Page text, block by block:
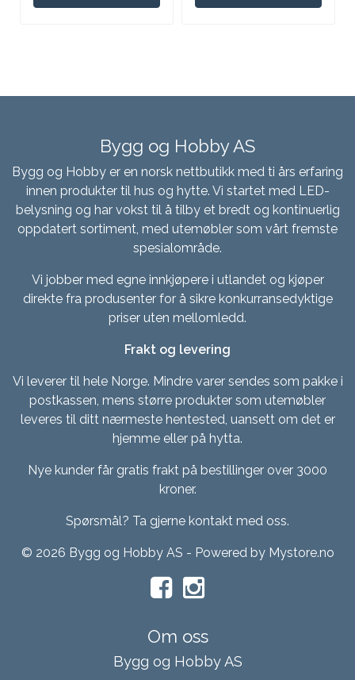
Bygg og Hobby AS
Bygg og Hobby er en norsk nettbutikk med ti års erfaring
innen produkter til hus og hytte. Vi startet med LED-
belysning og har vokst til å tilby et bredt og kontinuerlig
oppdatert sortiment, med utemøbler som vårt fremste
spesialområde.
Vi jobber med egne innkjøpere i utlandet og kjøper
direkte fra produsenter for å sikre konkurransedyktige
priser uten mellomledd.
Frakt og levering
Vi leverer til hele Norge. Mindre varer sendes som pakke i
postkassen, mens større produkter som utemøbler
leveres til ditt nærmeste hentested, uansett om det er
hjemme eller på hytta.
Nye kunder får gratis frakt på bestillinger over 3000
kroner.
Spørsmål? Ta gjerne kontakt med oss.
© 2026 Bygg og Hobby AS - Powered by Mystore.no
Om oss
Bygg og Hobby AS